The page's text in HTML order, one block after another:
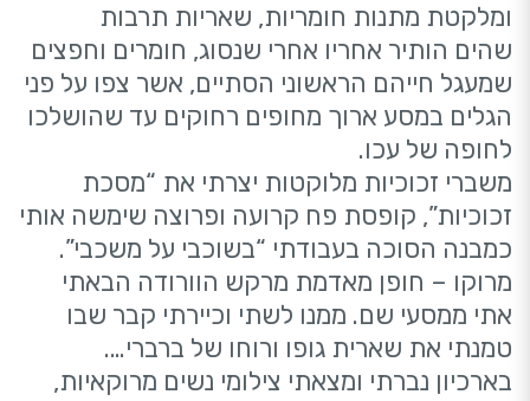
ומלקטת מתנות חומריות, שאריות תרבות
שהים הותיר אחריו אחרי שנסוג, חומרים וחפצים
שמעגל חייהם הראשוני הסתיים, אשר צפו על פני
הגלים במסע ארוך מחופים רחוקים עד שהושלכו
לחופה של עכו.
משברי זכוכיות מלוקטות יצרתי את “מסכת
זכוכיות”, קופסת פח קרועה ופרוצה שימשה אותי
כמבנה הסוכה בעבודתי “בשוכבי על משכבי”.
מרוקו – חופן מאדמת מרקש הוורודה הבאתי
אתי ממסעי שם. ממנו לשתי וכיירתי קבר שבו
טמנתי את שארית גופו ורוחו של ברברי….
בארכיון נברתי ומצאתי צילומי נשים מרוקאיות,